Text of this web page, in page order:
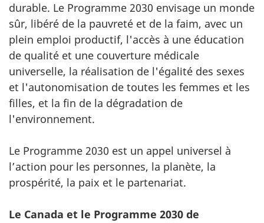
durable. Le Programme 2030 envisage un monde
sûr, libéré de la pauvreté et de la faim, avec un
plein emploi productif, l'accès à une éducation
de qualité et une couverture médicale
universelle, la réalisation de l'égalité des sexes
et l'autonomisation de toutes les femmes et les
filles, et la fin de la dégradation de
l'environnement.
Le Programme 2030 est un appel universel à
l’action pour les personnes, la planète, la
prospérité, la paix et le partenariat.
Le Canada et le Programme 2030 de